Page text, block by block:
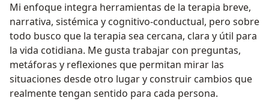
Mi enfoque integra herramientas de la terapia breve,
narrativa, sistémica y cognitivo-conductual, pero sobre
todo busco que la terapia sea cercana, clara y útil para
la vida cotidiana. Me gusta trabajar con preguntas,
metáforas y reflexiones que permitan mirar las
situaciones desde otro lugar y construir cambios que
realmente tengan sentido para cada persona.